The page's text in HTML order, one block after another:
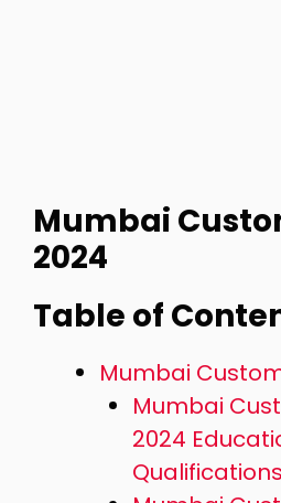
Mumbai
2024
Table of
Mumbai
Mumbai
2024